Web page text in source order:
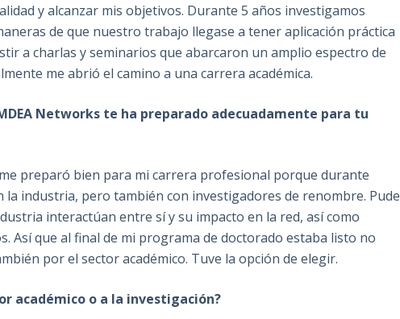
y alcanzar mis objetivos. Durante 5 años investigamos
de que nuestro trabajo llegase a tener aplicación práctica
a charlas y seminarios que abarcaron un amplio espectro de
me abrió el camino a una carrera académica.
Networks te ha preparado adecuadamente para tu
preparó bien para mi carrera profesional porque durante
industria, pero también con investigadores de renombre. Pude
interactúan entre sí y su impacto en la red, así como
Así que al final de mi programa de doctorado estaba listo no
por el sector académico. Tuve la opción de elegir.
académico o a la investigación?